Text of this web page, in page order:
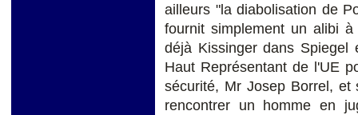
ailleurs "la diabolisation de
fournit simplement un alibi
déjà Kissinger dans Spiegel
Haut Représentant de l'UE
sécurité, Mr Josep Borrel, et
rencontrer un homme en